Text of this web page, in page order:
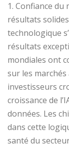
1. Confiance du
résultats
technologique
résultats
mondiales ont
sur les marchés
investisseurs
croissance de
données. Les
dans cette
santé du